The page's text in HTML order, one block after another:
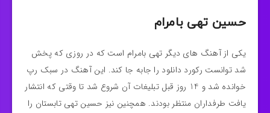
حسین تهی بامرام
یکی از آهنگ های دیگر تهی بامرام است که در روزی که پخش
شد توانست رکورد دانلود را جابه جا کند. این آهنگ در سبک رپ
خوانده شد و 14 روز قبل تبلیغات آن شروع شد تا وقتی که انتشار
یافت طرفداران منتظر بودند. همچنین نیز حسین تهی تابستان را